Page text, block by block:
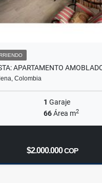
APARTAMENTO
Colombia
1 Garaje
66Área m2
$2.000.000COP